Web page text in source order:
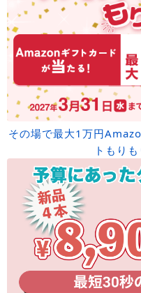
その場で最大1万円
トもり